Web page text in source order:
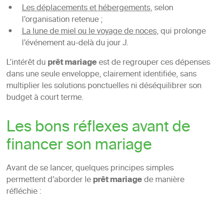
Les déplacements et hébergements, selon
l’organisation retenue ;
La lune de miel ou le voyage de noces, qui prolonge
l’événement au-delà du jour J.
L’intérêt du prêt mariageest de regrouper ces dépenses
dans une seule enveloppe, clairement identifiée, sans
multiplier les solutions ponctuelles ni déséquilibrer son
budget à court terme.
Les bons réflexes avant de
financer son mariage
Avant de se lancer, quelques principes simples
permettent d’aborder leprêt mariagede manière
réfléchie :